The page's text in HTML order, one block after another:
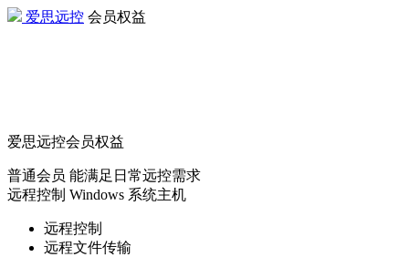
爱思远控 会员权益
爱思远控会员权益
普通会员 能满足日常远控需求
远程控制 Windows 系统主机
远程控制
远程文件传输